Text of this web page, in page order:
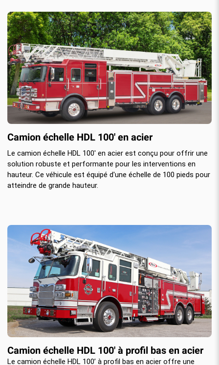
Camion échelle HDL 100' en acier
Le camion échelle HDL 100' en acier est conçu pour offrir une
solution robuste et performante pour les interventions en
hauteur. Ce véhicule est équipé d'une échelle de 100 pieds pour
atteindre de grande hauteur.
Camion échelle HDL 100' à profil bas en acier
Le camion échelle HDL 100’ à profil bas en acier offre une